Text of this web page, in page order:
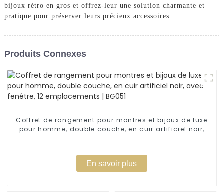
bijoux rétro en gros et offrez-leur une solution charmante et
pratique pour préserver leurs précieux accessoires.
Produits Connexes
Coffret de rangement pour montres et bijoux de luxe
pour homme, double couche, en cuir artificiel noir,
En savoir plus